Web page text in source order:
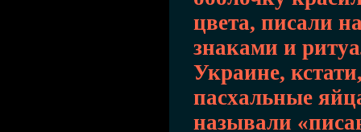
цвета, писали
знаками и
Украине,
пасхальные
называли